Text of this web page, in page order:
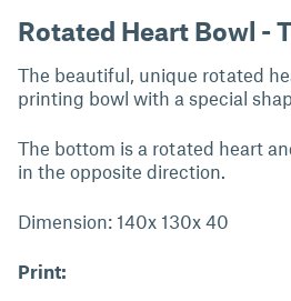
Rotated Heart Bowl -
The beautiful, unique rotated
printing bowl with a special
The bottom is a rotated heart
in the opposite direction.
Dimension: 140x 130x 40
Print: